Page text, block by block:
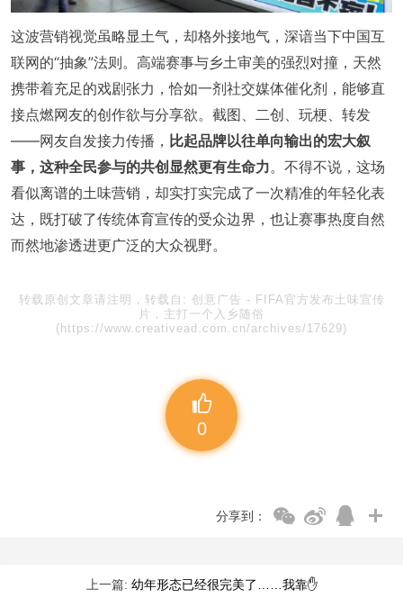
这波营销视觉虽略显土气，却格外接地气，深谙当下中国互
联网的“抽象”法则。高端赛事与乡土审美的强烈对撞，天然
携带着充足的戏剧张力，恰如一剂社交媒体催化剂，能够直
接点燃网友的创作欲与分享欲。截图、二创、玩梗、转发
——网友自发接力传播， 比起品牌以往单向输出的宏大叙
事，这种全民参与的共创显然更有生命力。不得不说，这场
看似离谱的土味营销，却实打实完成了一次精准的年轻化表
达，既打破了传统体育宣传的受众边界，也让赛事热度自然
而然地渗透进更广泛的大众视野。
转载原创文章请注明，转载自: 创意广告 - FIFA官方发布土味宣传
片，主打一个入乡随俗
(https://www.creativead.com.cn/archives/17629)
0
分享到：
上一篇: 幼年形态已经很完美了……我靠✋